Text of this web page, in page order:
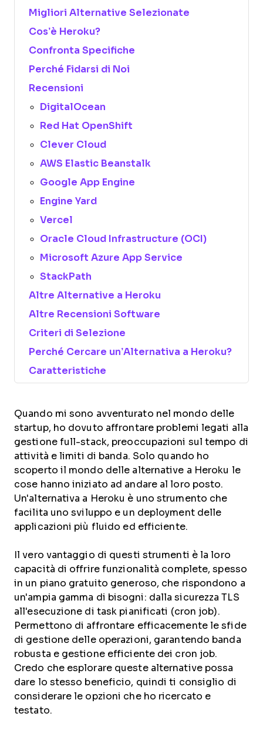
Migliori Alternative Selezionate
Cos’è Heroku?
Confronta Specifiche
Perché Fidarsi di Noi
Recensioni
DigitalOcean
Red Hat OpenShift
Clever Cloud
AWS Elastic Beanstalk
Google App Engine
Engine Yard
Vercel
Oracle Cloud Infrastructure (OCI)
Microsoft Azure App Service
StackPath
Altre Alternative a Heroku
Altre Recensioni Software
Criteri di Selezione
Perché Cercare un’Alternativa a Heroku?
Caratteristiche
Quando mi sono avventurato nel mondo delle
startup, ho dovuto affrontare problemi legati alla
gestione full-stack, preoccupazioni sul tempo di
attività e limiti di banda. Solo quando ho
scoperto il mondo delle alternative a Heroku le
cose hanno iniziato ad andare al loro posto.
Un'alternativa a Heroku è uno strumento che
facilita uno sviluppo e un deployment delle
applicazioni più fluido ed efficiente.
Il vero vantaggio di questi strumenti è la loro
capacità di offrire funzionalità complete, spesso
in un piano gratuito generoso, che rispondono a
un'ampia gamma di bisogni: dalla sicurezza TLS
all'esecuzione di task pianificati (cron job).
Permettono di affrontare efficacemente le sfide
di gestione delle operazioni, garantendo banda
robusta e gestione efficiente dei cron job.
Credo che esplorare queste alternative possa
dare lo stesso beneficio, quindi ti consiglio di
considerare le opzioni che ho ricercato e
testato.